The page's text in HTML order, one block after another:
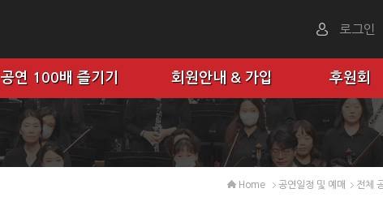
로그인
공연 100배 즐기기 회원안내 & 가입 후원회
Home 공연일정 및 예매 전체